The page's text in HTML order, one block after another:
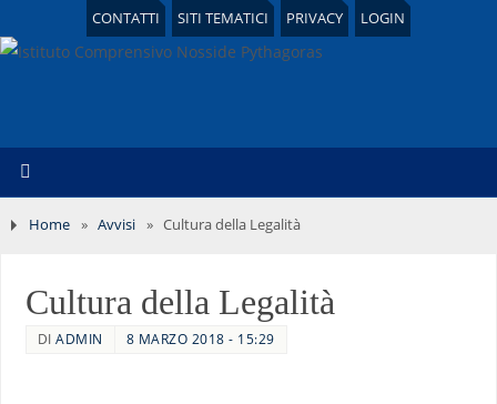
CONTATTI SITI TEMATICI PRIVACY LOGIN
Home » Avvisi » Cultura della Legalità
Cultura della Legalità
DIADMIN 8 MARZO 2018 - 15:29